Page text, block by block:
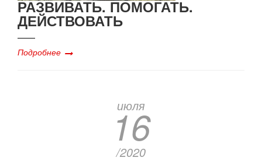
РАЗВИВАТЬ. ПОМОГАТЬ.
ДЕЙСТВОВАТЬ
Подробнее
июля
16
/2020